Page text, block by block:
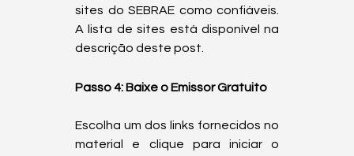
sites do SEBRAE como confiáveis.
A lista de sites está disponível na
descrição deste post.
Passo 4: Baixe o Emissor Gratuito
Escolha um dos links fornecidos no
material e clique para iniciar o